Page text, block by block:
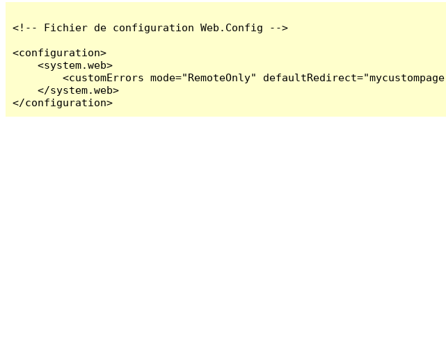
<!-- Fichier de configuration Web.Config -->
<configuration>
    <system.web>
<customErrors mode="RemoteOnly"
    </system.web>
</configuration>